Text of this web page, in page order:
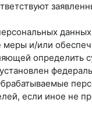
и/или
если иное не